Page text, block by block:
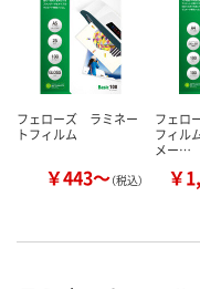
フェローズ ラミネー
トフィルム
￥443～（税込）
フェロ
フィル
メー…
￥